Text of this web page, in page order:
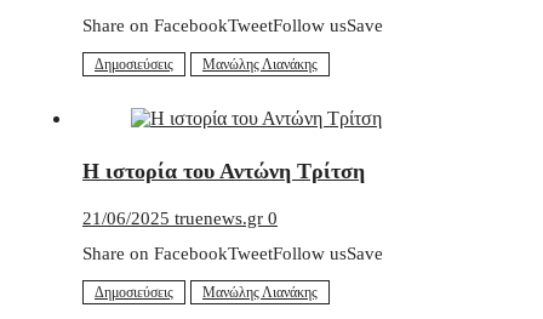
Share on FacebookTweetFollow usSave
Δημοσιεύσεις Μανώλης Λιανάκης
Η ιστορία του Αντώνη Τρίτση
21/06/2025 truenews.gr 0
Share on FacebookTweetFollow usSave
Δημοσιεύσεις Μανώλης Λιανάκης